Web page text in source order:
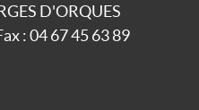
D'ORQUES
:04 67 45 63 89